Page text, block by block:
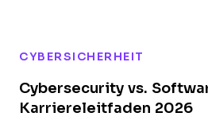
CYBERSICHERHEIT
Cybersecurity vs.
Karriereleitfaden 2026